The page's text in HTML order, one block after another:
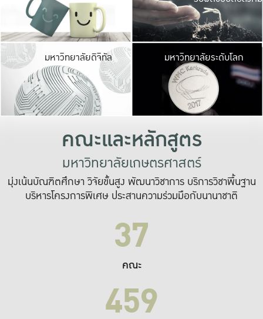
เปิดประ
และพบเรื่องราวใ
มหาวิทยาลัยดิจิทัล มหาวิ
เปลี่ยนแปลง แล
เพื่อทำง
ระบบสารสนเทศ
มหาวิทยาลัยระดับโลก
คณะและหลักสูตร
มหาวิทยาลัยเกษตรศาสตร์
มุ่งเน้นบัณฑิตศึกษา วิจัยขั้นสูง พัฒนาวิชาการ บริการวิชาพื้นฐาน
บริหารโครงการพิเศษ ประสานความร่วมมือกับนานาชาติ
37
คณะ
459